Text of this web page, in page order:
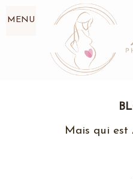
MENU
Mais qui est